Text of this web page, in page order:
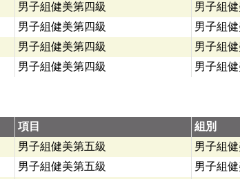
男子組健美第四級
男子組
男子組健美第四級
男子組
男子組健美第四級
男子組
男子組健美第四級 男子組
項目
組別
男子組健美第五級
男子組
男子組健美第五級
男子組